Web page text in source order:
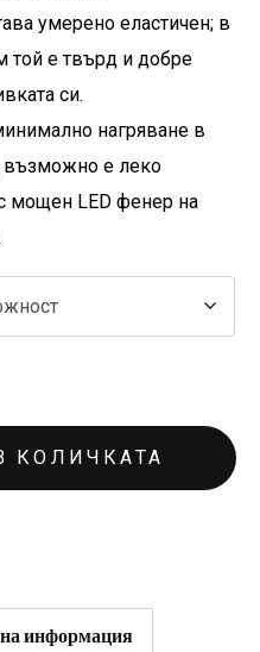
умерено еластичен; в
той е твърд и добре
си.
нагряване в
възможно е леко
мощен LED фенер на
КОЛИЧКАТА
информация